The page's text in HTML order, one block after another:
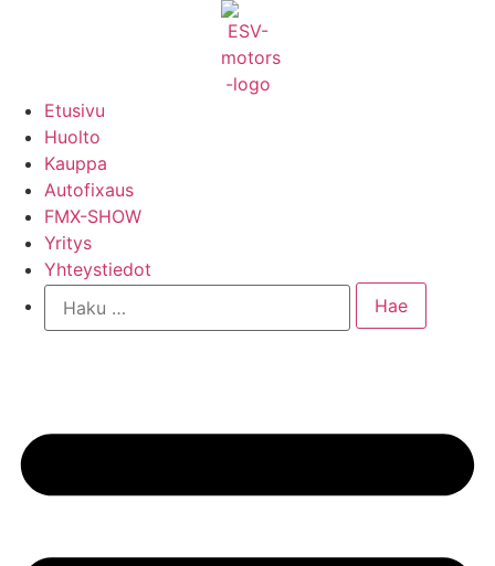
Etusivu
Huolto
Kauppa
Autofixaus
FMX-SHOW
Yritys
Yhteystiedot